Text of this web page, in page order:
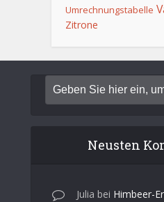
Umrechnungstabelle
Zitrone
Neusten
Julia bei Himbeer-